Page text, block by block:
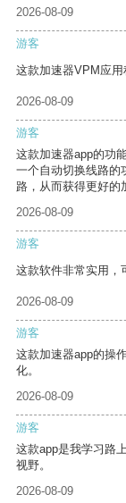
2026-08-09
游客
这款加速器VPM应用
2026-08-09
游客
这款加速器app的功
一个自动切换线路的
路，从而获得更好的
2026-08-09
游客
这款软件非常实用，
2026-08-09
游客
这款加速器app的操
化。
2026-08-09
游客
这款app是我学习路
视野。
2026-08-09